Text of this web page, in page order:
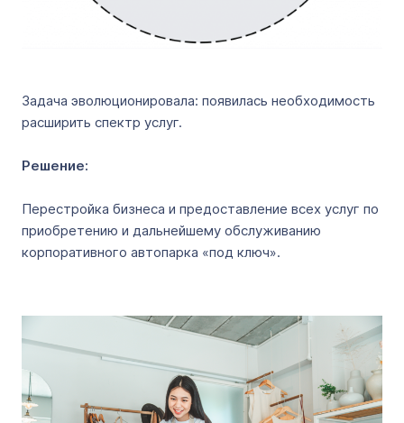
Задача эволюционировала: появилась необходимость
расширить спектр услуг.
Решение:
Перестройка бизнеса и предоставление всех услуг по
приобретению и дальнейшему обслуживанию
корпоративного автопарка «под ключ».